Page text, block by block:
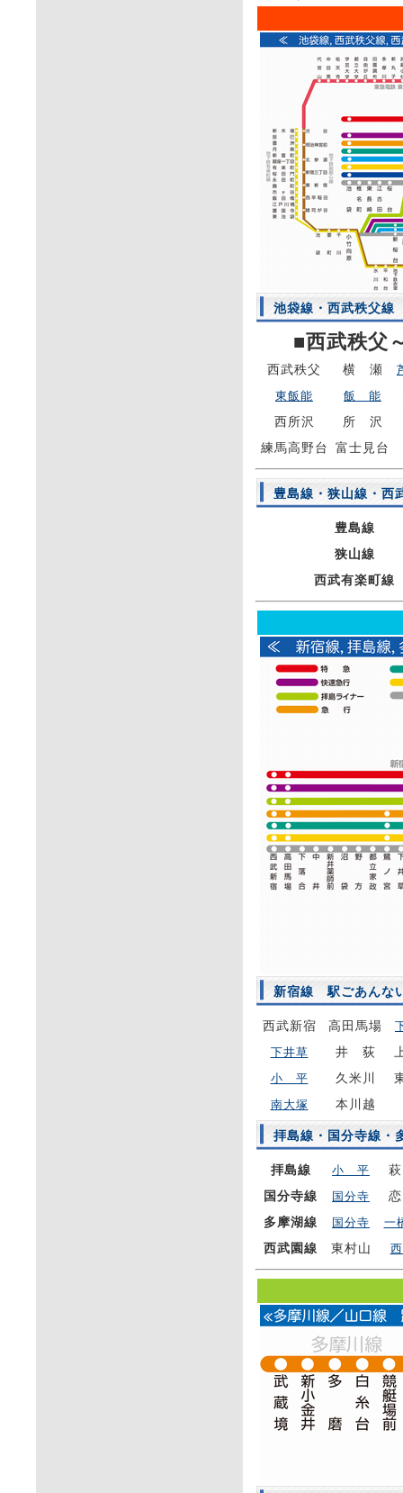
池袋線・西武秩父
■西武秩父
西武秩父 横 瀬
東飯能
飯 能
西所沢
所 沢
練馬高野台
富士見台
豊島線・狭山線・
豊島線
狭山線
西武有楽町線
新宿線 駅ごあんな
西武新宿 高田馬場
下井草
井 荻
小 平 久米川
南大塚 本川越
拝島線・国分寺線
拝島線 小 平
国分寺線
国分寺
多摩湖線
国分寺 一
西武園線 東村山